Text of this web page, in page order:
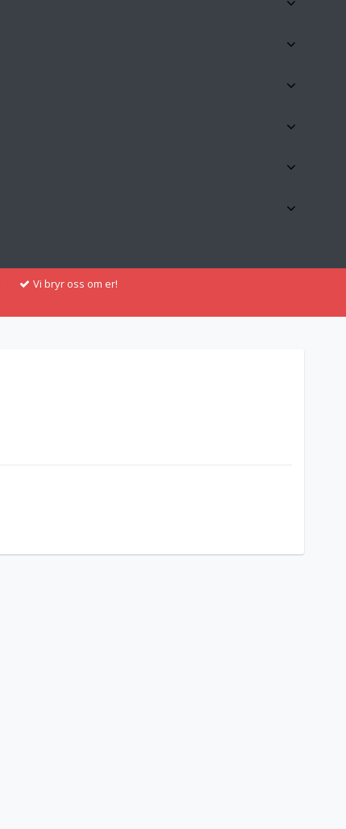
Vi bryr oss om er!